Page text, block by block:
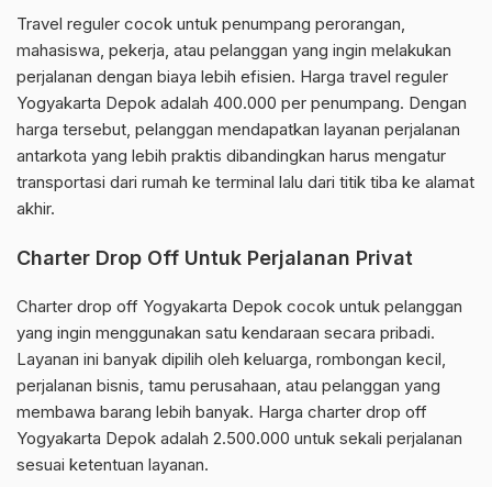
Travel reguler cocok untuk penumpang perorangan,
mahasiswa, pekerja, atau pelanggan yang ingin melakukan
perjalanan dengan biaya lebih efisien. Harga travel reguler
Yogyakarta Depok adalah 400.000 per penumpang. Dengan
harga tersebut, pelanggan mendapatkan layanan perjalanan
antarkota yang lebih praktis dibandingkan harus mengatur
transportasi dari rumah ke terminal lalu dari titik tiba ke alamat
akhir.
Charter Drop Off Untuk Perjalanan Privat
Charter drop off Yogyakarta Depok cocok untuk pelanggan
yang ingin menggunakan satu kendaraan secara pribadi.
Layanan ini banyak dipilih oleh keluarga, rombongan kecil,
perjalanan bisnis, tamu perusahaan, atau pelanggan yang
membawa barang lebih banyak. Harga charter drop off
Yogyakarta Depok adalah 2.500.000 untuk sekali perjalanan
sesuai ketentuan layanan.